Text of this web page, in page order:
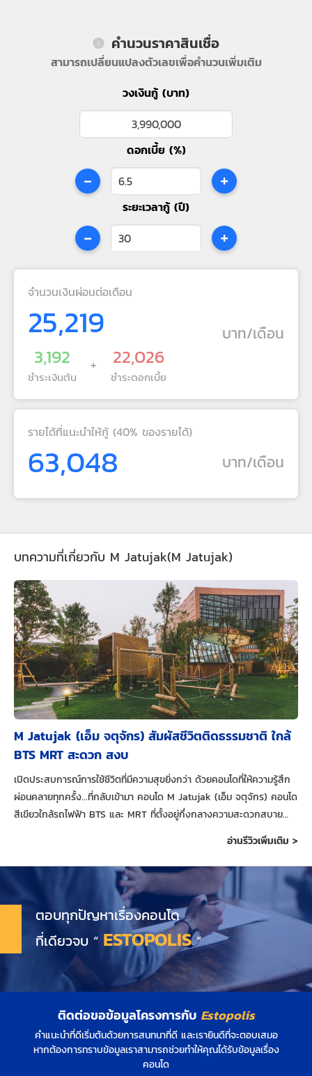
คำนวนราคาสินเชื่อ
สามารถเปลี่ยนแปลงตัวเลขเพื่อคำนวนเพิ่มเติม
วงเงินกู้ (บาท)
ดอกเบี้ย (%)
- +
ระยะเวลากู้ (ปี)
- +
จำนวนเงินผ่อนต่อเดือน
25,219 บาท/เดือน
3,192
ชำระเงินต้น
+ 22,026
ชำระดอกเบี้ย
รายได้ที่แนะนำให้กู้ (40% ของรายได้)
63,048 บาท/เดือน
บทความที่เกี่ยวกับ M Jatujak(M Jatujak)
M Jatujak (เอ็ม จตุจักร) สัมผัสชีวิตติดธรรมชาติ ใกล้
BTS MRT สะดวก สงบ
เปิดประสบการณ์การใช้ชีวิตที่มีความสุขยิ่งกว่า ด้วยคอนโดที่ให้ความรู้สึก
ผ่อนคลายทุกครั้ง...ที่กลับเข้ามา คอนโด M Jatujak (เอ็ม จตุจักร) คอนโด
สีเขียวใกล้รถไฟฟ้า BTS และ MRT ที่ตั้งอยู่กึ่งกลางความสะดวกสบาย
อ่านรีวิวเพิ่มเติม >
ตอบทุกปัญหาเรื่องคอนโด
ที่เดียวจบ “ ESTOPOLIS”
ติดต่อขอข้อมูลโครงการกับ Estopolis
คำแนะนำที่ดีเริ่มต้นด้วยการสนทนาที่ดี และเรายินดีที่จะตอบเสมอ
หากต้องการทราบข้อมูลเราสามารถช่วยทำให้คุณได้รับข้อมูลเรื่อง
คอนโด